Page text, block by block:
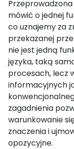
Przeprowadzona
mówić o jednej
co uznajemy za
przekazanej
nie jest jedną
języka, taką
procesach, lecz
informacyjnych
zagadnienia
warunkowanie
znaczenia i
opozycyjne.